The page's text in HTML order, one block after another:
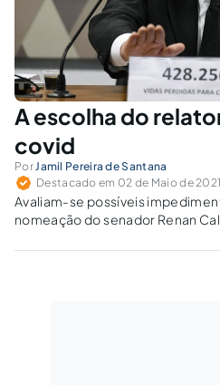
A escolha do
covid
PorJamil Pereira de Santana
Destacado em 02 de Maio de 2021
Avaliam-se possíveis
nomeação do senador Renan